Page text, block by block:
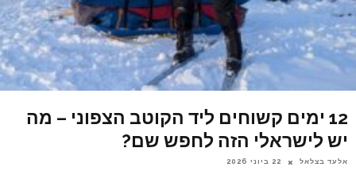
12 ימים קשוחים ליד הקוטב הצפוני – מה
יש לישראלי הזה לחפש שם?
אלעד בצלאל 22 ביוני 2026